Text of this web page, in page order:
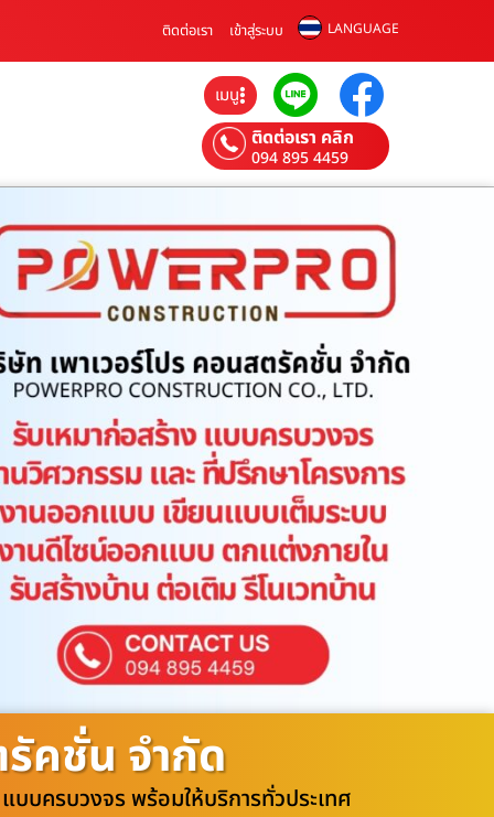
ติดต่อเรา เข้าสู่ระบบ LANGUAGE
เมนู
ติดต่อเรา คลิก
094 895 4459
คชั่น จำกัด
บบครบวงจร พร้อมให้บริการทั่วประเทศ